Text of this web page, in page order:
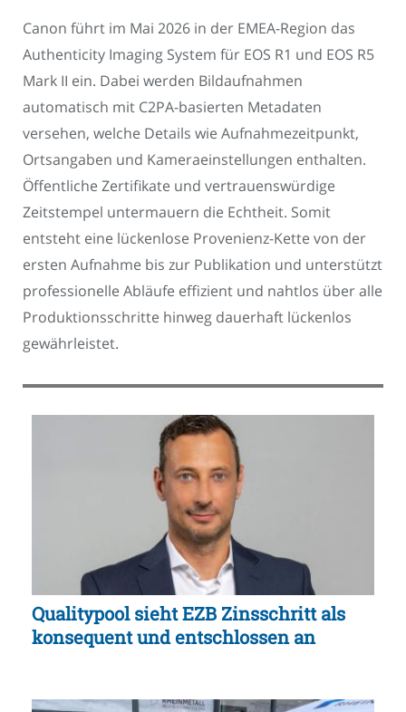
Canon führt im Mai 2026 in der EMEA-Region das
Authenticity Imaging System für EOS R1 und EOS R5
Mark II ein. Dabei werden Bildaufnahmen
automatisch mit C2PA-basierten Metadaten
versehen, welche Details wie Aufnahmezeitpunkt,
Ortsangaben und Kameraeinstellungen enthalten.
Öffentliche Zertifikate und vertrauenswürdige
Zeitstempel untermauern die Echtheit. Somit
entsteht eine lückenlose Provenienz-Kette von der
ersten Aufnahme bis zur Publikation und unterstützt
professionelle Abläufe effizient und nahtlos über alle
Produktionsschritte hinweg dauerhaft lückenlos
gewährleistet.
Qualitypool sieht EZB Zinsschritt als
konsequent und entschlossen an